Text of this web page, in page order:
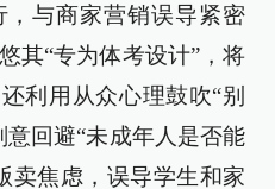
与商家营销误导紧密
其“专为体考设计”，将
利用从众心理鼓吹“别
意回避“未成年人是否能
卖焦虑，误导学生和家